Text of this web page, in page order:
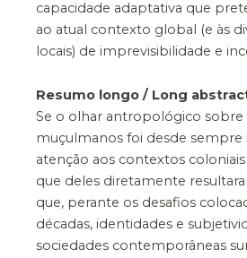
capacidade adaptativa que
ao atual contexto global (e às
locais) de imprevisibilidade e
Resumo longo / Long
Se o olhar antropológico sobre
muçulmanos foi desde
atenção aos contextos
que deles diretamente
que, perante os desafios
décadas, identidades e
sociedades contemporâneas